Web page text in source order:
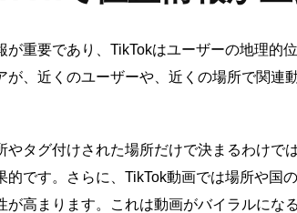
重要であり、TikTokはユーザーの地理的
が、近くのユーザーや、近くの場所で関
やタグ付けされた場所だけで決まるわけで
的です。さらに、TikTok動画では場所や国
が高まります。これは動画がバイラルにな